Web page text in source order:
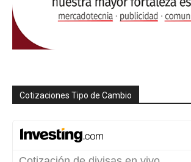
Cotizaciones Tipo de Cambio